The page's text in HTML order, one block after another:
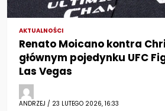
AKTUALNOŚCI
Renato Moicano kontra
głównym pojedynku UFC
Las Vegas
ANDRZEJ / 23 LUTEGO 2026, 16:33